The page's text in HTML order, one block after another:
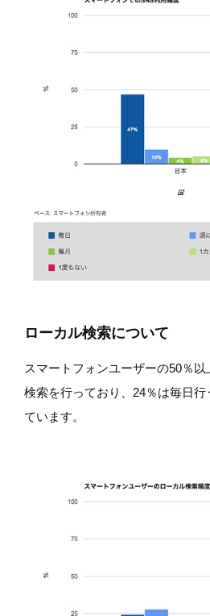
ローカル検索について
スマートフォンユーザーの50％
検索を行っており、24％は毎日
ています。